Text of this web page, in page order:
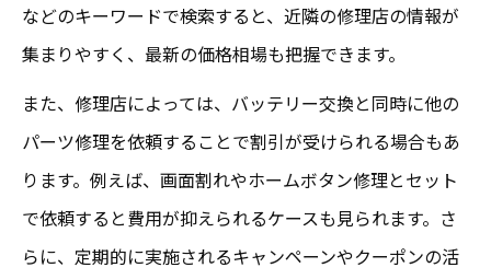
などのキーワードで検索すると、近隣の修理店の情報が
集まりやすく、最新の価格相場も把握できます。
また、修理店によっては、バッテリー交換と同時に他の
パーツ修理を依頼することで割引が受けられる場合もあ
ります。例えば、画面割れやホームボタン修理とセット
で依頼すると費用が抑えられるケースも見られます。さ
らに、定期的に実施されるキャンペーンやクーポンの活